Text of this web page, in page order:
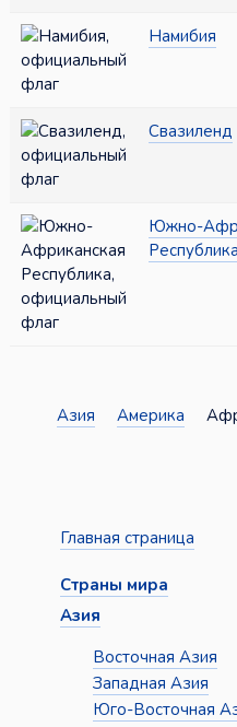
Намибия
Свазиленд
Южно-
Республика
Азия Америка
Главная страница
Страны мира
Азия
Восточная Азия
Западная Азия
Юго-Восточная